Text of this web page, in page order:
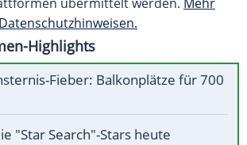
Highlights
Fieber: Balkonplätze für 700
"Star Search"-Stars heute